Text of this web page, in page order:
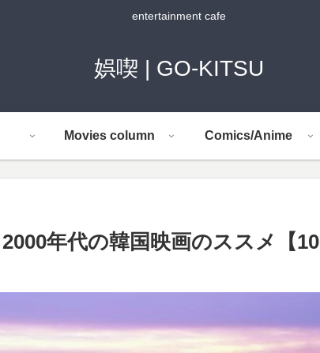
entertainment cafe
娯喫 | GO-KITSU
Movies column Comics/Anime
年代の韓国映画のススメ【10